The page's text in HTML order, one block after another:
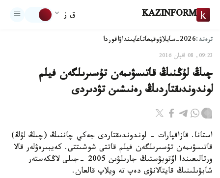
KAZINFORM ق ز
ترەند:2026-سايلاۋ وقيعاتاعايىنداۋاقوردا
09:23, 08 اقپان 2016
چىڭ لۇڭنىڭ قاتىسۋىمەن تۇسىرىلگەن فيلم
لوندوندىقتاردىڭ رەنىشىن تۋدىردى
استانا. قازاقپارات - لوندوندىقتاردى جەكي چاننىڭ (چىڭ لۇڭ)
قاتىسۋىمەن تۇسىرىلگەن فيلم قاتتى شوشىتتى. كەيبىرەۋلەر قالا
ورتالىعىندا اۆتوبۋستىڭ جارىلۋىن 2005 -جىلى لاڭكەستەر
شابۋىلىنىڭ قايتالانۋى دەپ تە ويلاپ قالعان.